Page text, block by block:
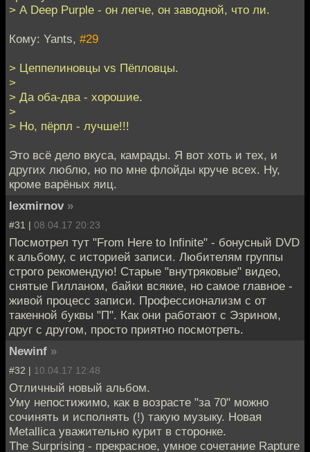
> А Deep Purple - он легче, он заводной, что ли.
Кому: Yants, #29
> Цеппелиновцы vs Пёпловцы.
>
> Да оба-два - хорошие.
>
> Но, пёрпл - лучше!!!
Это всё дело вкуса, камрады. Я вот хоть и тех, и
других люблю, но по мне флойды круче всех. Ну,
кроме варёных яиц.
lexmirnov »
#31 | 08.04.17 20:23
Посмотрел тут "From Here to Infinite" - бонусный DVD
к альбому, с историей записи. Любителям группы
строго рекомендую! Старые "внутряковые" видео,
снятые Гилланом, байки всякие, но самое главное -
живой процесс записи. Профессионализм с от
такенной буквы "П". Как они работают с Эзрином,
друг с другом, просто приятно посмотреть.
Newinf »
#32 | 10.04.17 12:48
Отличный новый альбом.
Уму непостижимо, как в возрасте "за 70" можно
сочинять и исполнять (!) такую музыку. Новая
Metallica уважительно курит в сторонке.
The Surprising - прекрасное, умное сочетание Rapture